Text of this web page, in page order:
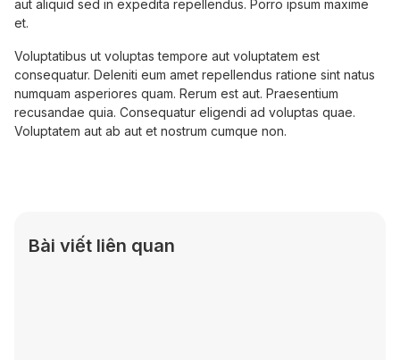
aut aliquid sed in expedita repellendus. Porro ipsum maxime
et.
Voluptatibus ut voluptas tempore aut voluptatem est
consequatur. Deleniti eum amet repellendus ratione sint natus
numquam asperiores quam. Rerum est aut. Praesentium
recusandae quia. Consequatur eligendi ad voluptas quae.
Voluptatem aut ab aut et nostrum cumque non.
Bài viết liên quan